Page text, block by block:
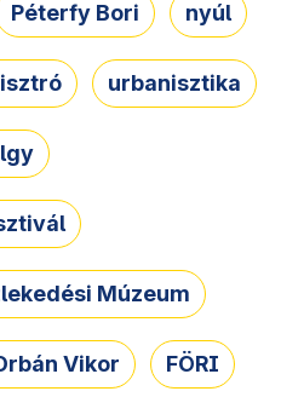
Péterfy Bori nyúl
urbanisztika
Múzeum
Vikor FÖRI